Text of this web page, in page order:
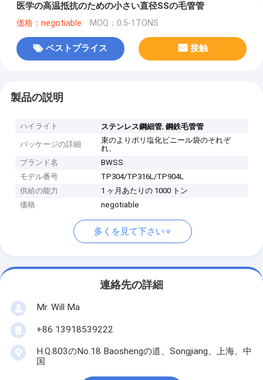
医学の高温抵抗のための小さい直径SSの毛管管
価格：negotiable MOQ：0.5-1TONS
ベストプライス 接触
製品の説明
ハイライト ステンレス鋼細管,鋼鉄毛管管
パッケージの詳細
束のよりポリ塩化ビニール袋のそれぞ
れ、
ブランド名
BWSS
モデル番号
TP304/TP316L/TP904L
供給の能力
1 ヶ月あたりの 1000 トン
価格
negotiable
多くを見て下さい
連絡先の詳細
Mr. Will Ma
+86 13918539222
H.Q.803のNo.18 Baoshengの道、Songjiang、上海、中
国